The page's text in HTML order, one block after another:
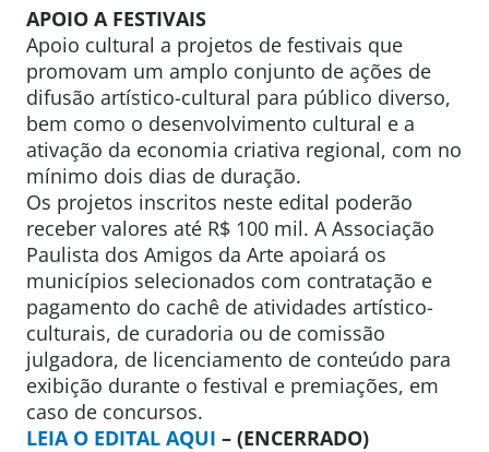
APOIO A FESTIVAIS
Apoio cultural a projetos de festivais que
promovam um amplo conjunto de ações de
difusão artístico-cultural para público diverso,
bem como o desenvolvimento cultural e a
ativação da economia criativa regional, com no
mínimo dois dias de duração.
Os projetos inscritos neste edital poderão
receber valores até R$ 100 mil. A Associação
Paulista dos Amigos da Arte apoiará os
municípios selecionados com contratação e
pagamento do cachê de atividades artístico-
culturais, de curadoria ou de comissão
julgadora, de licenciamento de conteúdo para
exibição durante o festival e premiações, em
caso de concursos.
LEIA O EDITAL AQUI – (ENCERRADO)